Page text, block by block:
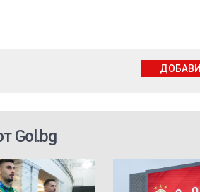
ДОБАВИ
Gol.bg